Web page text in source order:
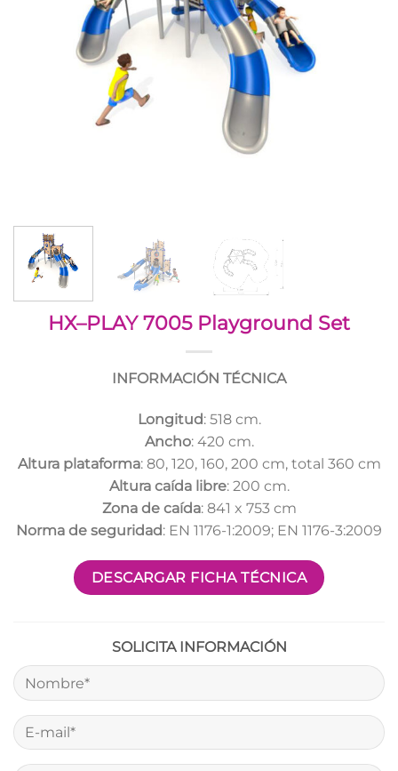
HX–PLAY 7005 Playground Set
INFORMACIÓN TÉCNICA
Longitud: 518 cm.
Ancho: 420 cm.
Altura plataforma: 80, 120, 160, 200 cm, total 360 cm
Altura caída libre: 200 cm.
Zona de caída: 841 x 753 cm
Norma de seguridad: EN 1176-1:2009; EN 1176-3:2009
DESCARGAR FICHA TÉCNICA
SOLICITA INFORMACIÓN